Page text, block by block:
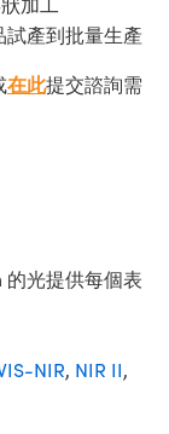
產到批量生產
在此提交諮詢需
光提供每個表
NIR, NIR II,